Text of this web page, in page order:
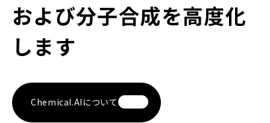
および分子合成を高度化
します
Chemical.AIについて